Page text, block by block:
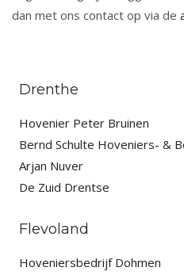
dan met ons contact op via de
Drenthe
Hovenier Peter Bruinen
Bernd Schulte Hoveniers- &
Arjan Nuver
De Zuid Drentse
Flevoland
Hoveniersbedrijf Dohmen